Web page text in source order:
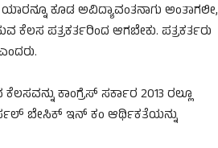
ಕೂಡ ಅವಿದ್ಯಾವಂತನಾಗು ಅಂತಾಗಲೀ,
ಕೆಲಸ ಪತ್ರಕರ್ತರಿಂದ ಆಗಬೇಕು. ಪತ್ರಕರ್ತರು
ಕಾಂಗ್ರೆಸ್ ಸರ್ಕಾರ 2013 ರಲ್ಲೂ
ಬೇಸಿಕ್ ಇನ್ ಕಂ ಆರ್ಥಿಕತೆಯನ್ನು